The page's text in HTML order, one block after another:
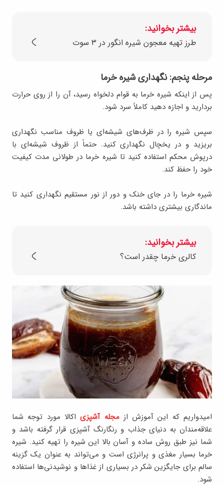
بیشتر بخوانید:
طرز تهیه معجون شیره انگور در ۳ سوت
مرحله پنجم: نگهداری شیره خرما
پس از اینکه شیره خرما به قوام دلخواه رسید، آن را از روی حرارت
بردارید و اجازه دهید کاملاً سرد شود.
سپس شیره را در ظرف‌های شیشه‌ای یا ظروف مناسب نگهداری
بریزید و در یخچال نگهداری کنید. حتماً از ظروف شیشه‌ای با
درپوش محکم استفاده کنید تا شیره خرما در طولانی مدت کیفیت
خود را حفظ کند.
شیره خرما را در جای خنک و دور از نور مستقیم نگهداری کنید تا
ماندگاری بیشتری داشته باشد.
بیشتر بخوانید:
کالری خرما چقدر است؟
امیدواریم که این آموزش ازمجله آشپزیاکالا مورد توجه شما
علاقه‌مندان به دنیای جذاب و رنگارنگ آشپزی قرار گرفته باشد و
شما نیز طبق روش ساده و آسان بالا این شیره را تهیه کنید. شیره
خرما بسیار مغذی و پرانرژی است و می‌تواند به عنوان یک گزینه
سالم برای جایگزین شکر در بسیاری از غذاها و نوشیدنی‌ها استفاده
شود.